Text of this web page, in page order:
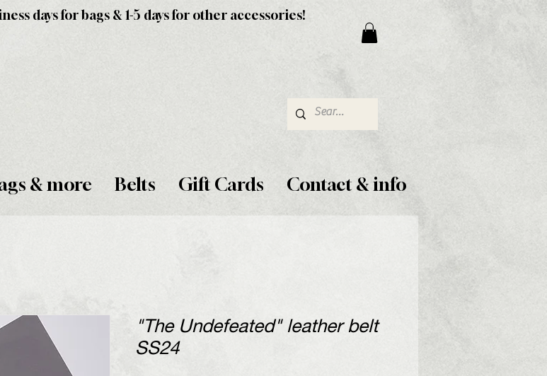
days for bags & 1-5 days for other accessories!
& more Belts Gift Cards Contact & info
"The Undefeated" leather belt
SS24